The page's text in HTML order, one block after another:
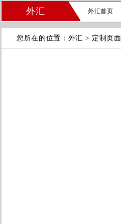
外汇 外汇首页
您所在的位置： 外汇 > 定制页面